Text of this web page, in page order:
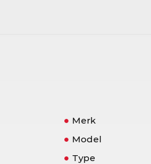
Merk
Model
Type